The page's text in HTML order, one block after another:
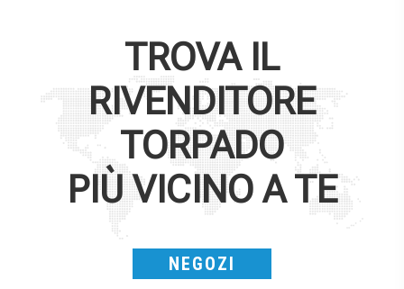
TROVA IL
RIVENDITORE
TORPADO
PIÙ VICINO A TE
NEGOZI